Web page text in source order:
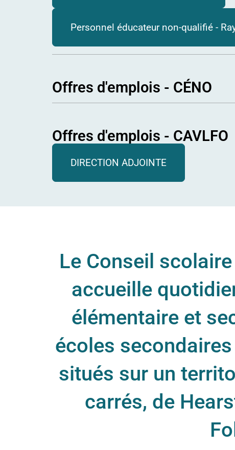
Personnel éducateur non-qualifié -
Offres d'emplois - CÉNO
Offres d'emplois - CAVLFO
DIRECTION ADJOINTE
Le Conseil
accueille
élémentaire et
écoles
situés sur un
carrés, de